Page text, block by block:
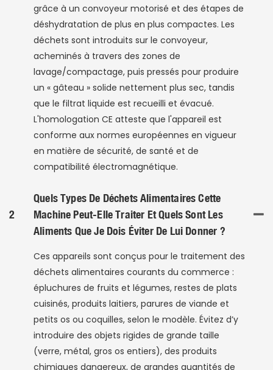
grâce à un convoyeur motorisé et des étapes de
déshydratation de plus en plus compactes. Les
déchets sont introduits sur le convoyeur,
acheminés à travers des zones de
lavage/compactage, puis pressés pour produire
un « gâteau » solide nettement plus sec, tandis
que le filtrat liquide est recueilli et évacué.
L'homologation CE atteste que l'appareil est
conforme aux normes européennes en vigueur
en matière de sécurité, de santé et de
compatibilité électromagnétique.
2
Quels Types De Déchets Alimentaires Cette
Machine Peut-Elle Traiter Et Quels Sont Les
Aliments Que Je Dois Éviter De Lui Donner ?
Ces appareils sont conçus pour le traitement des
déchets alimentaires courants du commerce :
épluchures de fruits et légumes, restes de plats
cuisinés, produits laitiers, parures de viande et
petits os ou coquilles, selon le modèle. Évitez d’y
introduire des objets rigides de grande taille
(verre, métal, gros os entiers), des produits
chimiques dangereux, de grandes quantités de